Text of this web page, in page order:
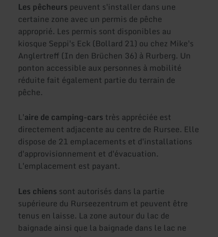
Les pêcheurs peuvent s'installer dans une
certaine zone avec un permis de pêche
approprié. Les permis sont disponibles au
kiosque Seppi's Eck (Bollard 21) ou chez Mike's
Anglertreff (In den Brüchen 36) à Rurberg. Un
ponton accessible aux personnes à mobilité
réduite fait également partie du terrain de
pêche.
L'aire de camping-cars très appréciée est
directement adjacente au centre de Rursee. Elle
dispose de 21 emplacements et d'installations
d'approvisionnement et d'évacuation.
L'emplacement est payant.
Les chiens sont autorisés dans la partie
supérieure du Rurseezentrum et peuvent être
tenus en laisse. La zone autour du lac de
baignade ainsi que la baignade dans le lac ne